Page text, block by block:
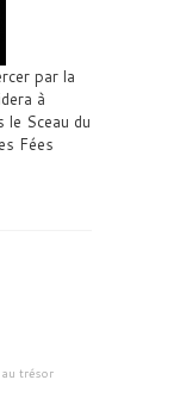
par la
à
le Sceau du
Fées
au trésor